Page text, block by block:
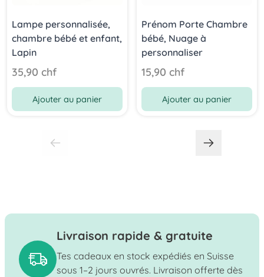
Lampe personnalisée,
chambre bébé et enfant,
Lapin
35,90 chf
Ajouter au panier
Prénom Porte Chambre
bébé, Nuage à
personnaliser
15,90 chf
Ajouter au panier
Livraison rapide & gratuite
Tes cadeaux en stock expédiés en Suisse
sous 1–2 jours ouvrés. Livraison offerte dès